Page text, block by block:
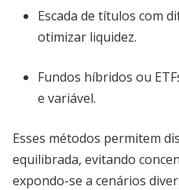
Escada de títulos com
otimizar liquidez.
Fundos híbridos ou
e variável.
Esses métodos permitem
equilibrada, evitando
expondo-se a cenários